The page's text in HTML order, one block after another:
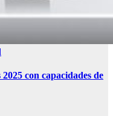
con capacidades de